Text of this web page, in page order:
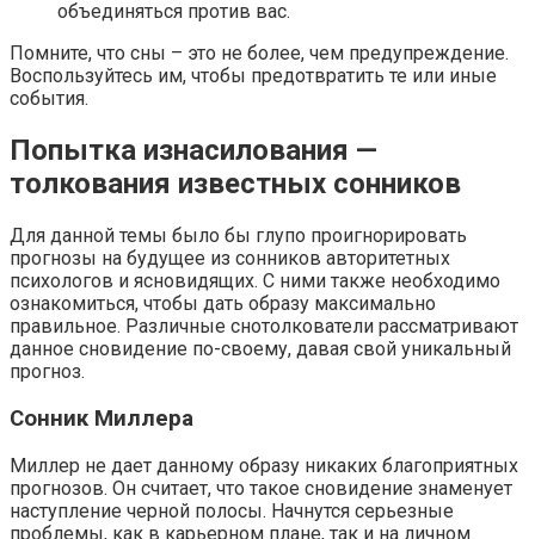
объединяться против вас.
Помните, что сны – это не более, чем предупреждение.
Воспользуйтесь им, чтобы предотвратить те или иные
события.
Попытка изнасилования —
толкования известных сонников
Для данной темы было бы глупо проигнорировать
прогнозы на будущее из сонников авторитетных
психологов и ясновидящих. С ними также необходимо
ознакомиться, чтобы дать образу максимально
правильное. Различные снотолкователи рассматривают
данное сновидение по-своему, давая свой уникальный
прогноз.
Сонник Миллера
Миллер не дает данному образу никаких благоприятных
прогнозов. Он считает, что такое сновидение знаменует
наступление черной полосы. Начнутся серьезные
проблемы, как в карьерном плане, так и на личном